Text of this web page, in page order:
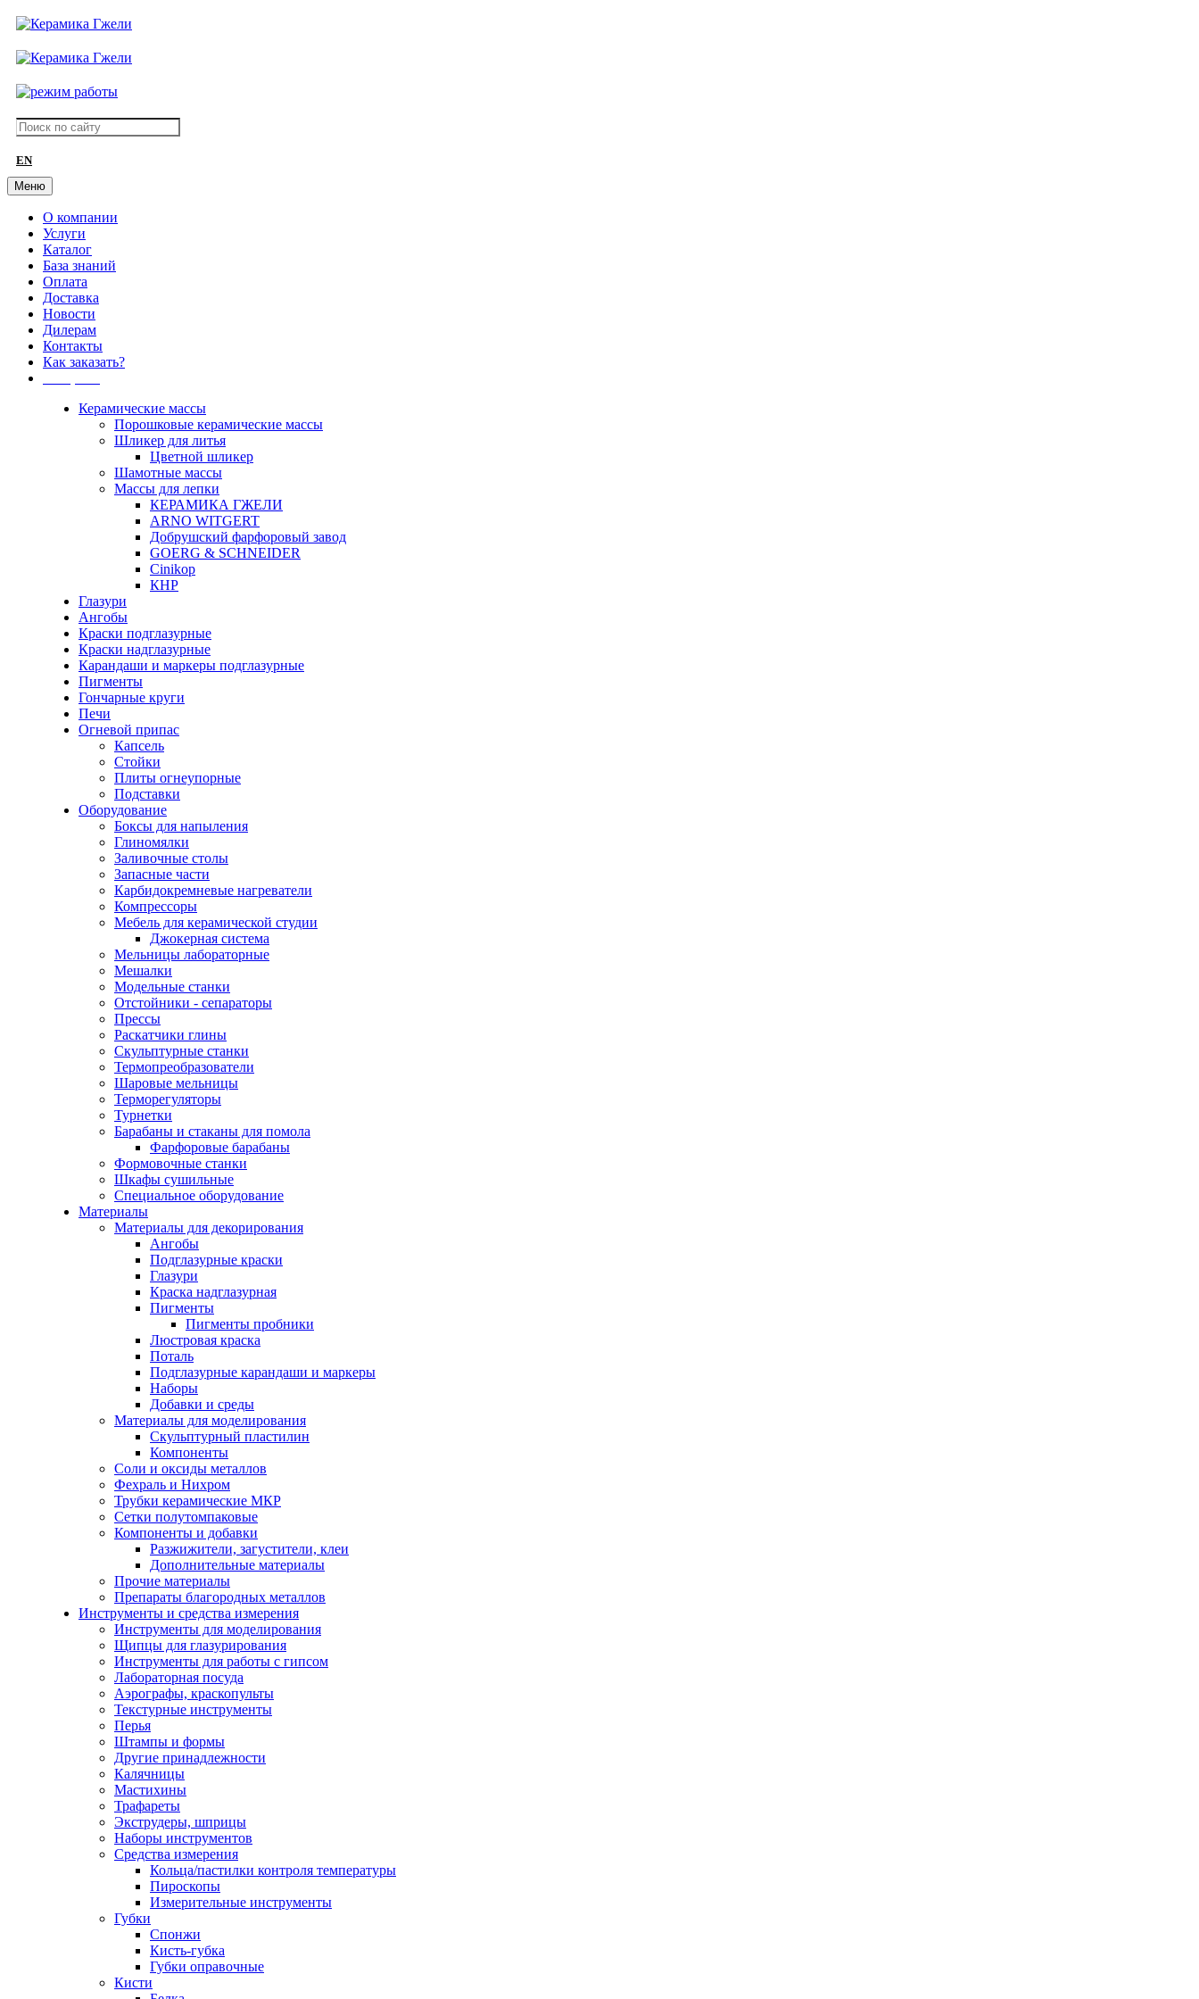
EN
Меню
О компании
Услуги
Каталог
База знаний
Оплата
Доставка
Новости
Дилерам
Контакты
Как заказать?
Керамические массы
Порошковые керамические массы
Шликер для литья
Цветной шликер
Шамотные массы
Массы для лепки
КЕРАМИКА ГЖЕЛИ
ARNO WITGERT
Добрушский фарфоровый завод
GOERG & SCHNEIDER
Cinikop
КНР
Глазури
Ангобы
Краски подглазурные
Краски надглазурные
Карандаши и маркеры подглазурные
Пигменты
Гончарные круги
Печи
Огневой припас
Капсель
Стойки
Плиты огнеупорные
Подставки
Оборудование
Боксы для напыления
Глиномялки
Заливочные столы
Запасные части
Карбидокремневые нагреватели
Компрессоры
Мебель для керамической студии
Джокерная система
Мельницы лабораторные
Мешалки
Модельные станки
Отстойники - сепараторы
Прессы
Раскатчики глины
Скульптурные станки
Термопреобразователи
Шаровые мельницы
Терморегуляторы
Турнетки
Барабаны и стаканы для помола
Фарфоровые барабаны
Формовочные станки
Шкафы сушильные
Специальное оборудование
Материалы
Материалы для декорирования
Ангобы
Подглазурные краски
Глазури
Краска надглазурная
Пигменты
Пигменты пробники
Люстровая краска
Поталь
Подглазурные карандаши и маркеры
Наборы
Добавки и среды
Материалы для моделирования
Скульптурный пластилин
Компоненты
Соли и оксиды металлов
Фехраль и Нихром
Трубки керамические МКР
Сетки полутомпаковые
Компоненты и добавки
Разжижители, загустители, клеи
Дополнительные материалы
Прочие материалы
Препараты благородных металлов
Инструменты и средства измерения
Инструменты для моделирования
Щипцы для глазурирования
Инструменты для работы с гипсом
Лабораторная посуда
Аэрографы, краскопульты
Текстурные инструменты
Перья
Штампы и формы
Другие принадлежности
Калячницы
Мастихины
Трафареты
Экструдеры, шприцы
Наборы инструментов
Средства измерения
Кольца/пастилки контроля температуры
Пироскопы
Измерительные инструменты
Губки
Спонжи
Кисть-губка
Губки оправочные
Кисти